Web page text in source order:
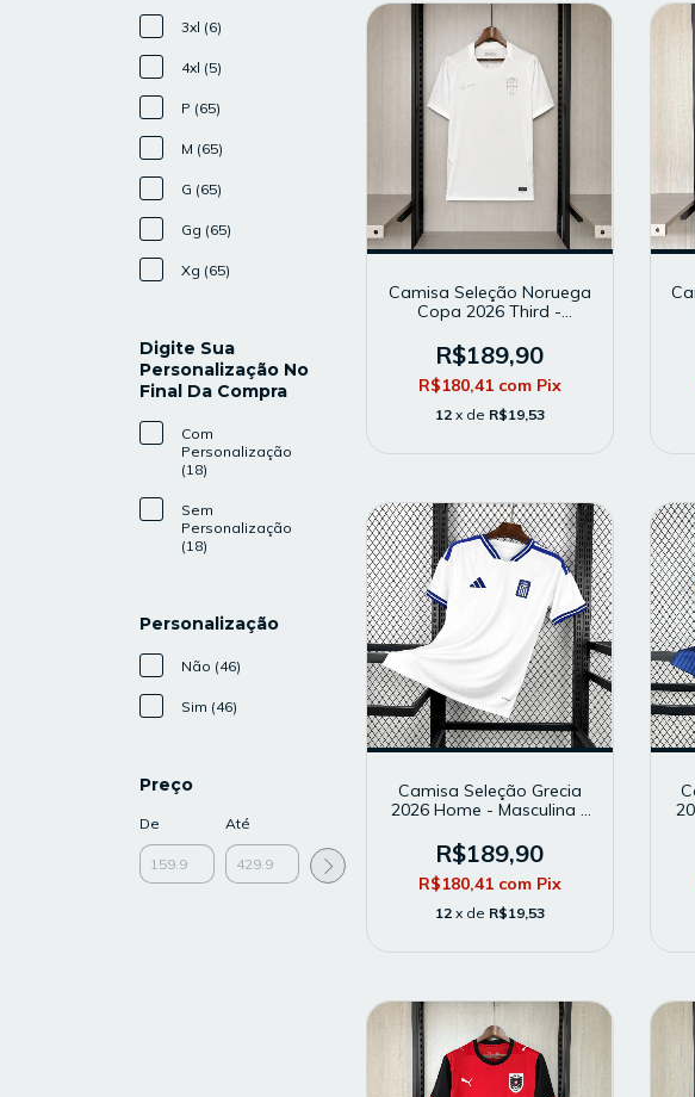
3xl (6)
4xl (5)
P (65)
M (65)
G (65)
Gg (65)
Xg (65)
Digite Sua
Personalização No
Final Da Compra
Com
Personalização
(18)
Sem
Personalização
(18)
Personalização
Não (46)
Sim (46)
Preço
De Até
Camisa Seleção Noruega
Copa 2026 Third -
Torcedor - Branca
R$189,90
R$180,41 com Pix
12 x de R$19,53
Camisa Seleção Grecia
2026 Home - Masculina -
Branca
R$189,90
R$180,41 com Pix
12 x de R$19,53